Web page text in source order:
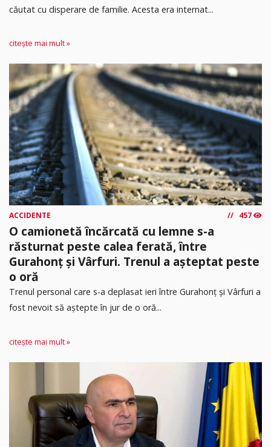
căutat cu disperare de familie. Acesta era internat...
citește mai mult »
ACCIDENTE 457
O camionetă încărcată cu lemne s-a
răsturnat peste calea ferată, între
Gurahonț și Vârfuri. Trenul a așteptat peste
o oră
Trenul personal care s-a deplasat ieri între Gurahonț și Vârfuri a
fost nevoit să aștepte în jur de o oră...
citește mai mult »